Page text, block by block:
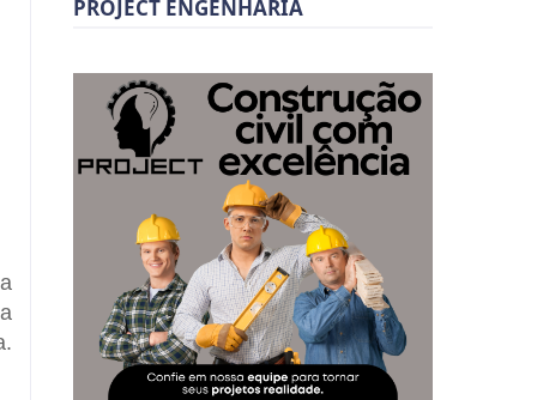
PROJECT ENGENHARIA